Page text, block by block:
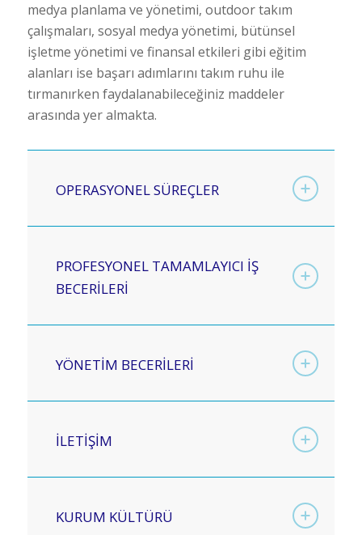
medya planlama ve yönetimi, outdoor takım
çalışmaları, sosyal medya yönetimi, bütünsel
işletme yönetimi ve finansal etkileri gibi eğitim
alanları ise başarı adımlarını takım ruhu ile
tırmanırken faydalanabileceğiniz maddeler
arasında yer almakta.
OPERASYONEL SÜREÇLER
PROFESYONEL TAMAMLAYICI İŞ
BECERİLERİ
YÖNETİM BECERİLERİ
İLETİŞİM
KURUM KÜLTÜRÜ